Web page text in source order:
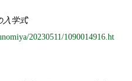
入学式
20230511/1090014916.ht